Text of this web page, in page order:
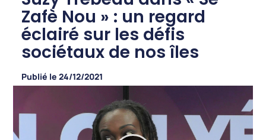
Zafè Nou » : un regard
éclairé sur les défis
sociétaux de nos îles
Publié le 24/12/2021